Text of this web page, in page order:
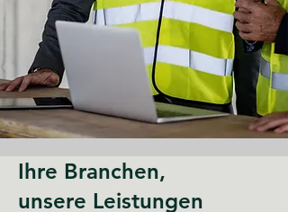
Ihre Branchen,
unsere Leistungen